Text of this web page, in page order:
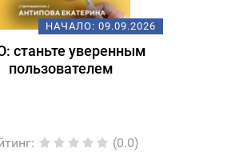
НАЧАЛО: 09.09.2026
станьте уверенным
пользователем
: (0.0)